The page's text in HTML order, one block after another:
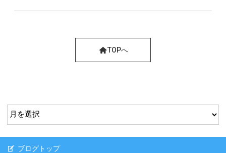
TOPへ
ブログトップ